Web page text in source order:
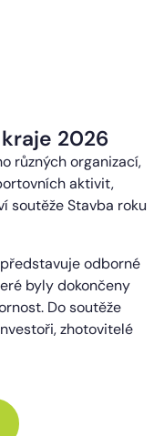
2026
různých organizací,
aktivit,
soutěže Stavba roku
odborné
byly dokončeny
Do soutěže
zhotovitelé